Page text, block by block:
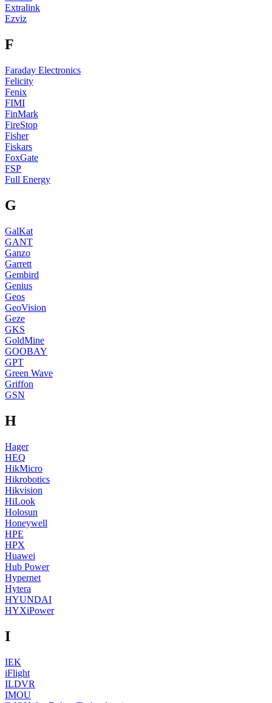
Extralink
Ezviz
F
Faraday Electronics
Felicity
Fenix
FIMI
FinMark
FireStop
Fisher
Fiskars
FoxGate
FSP
Full Energy
G
GalKat
GANT
Ganzo
Garrett
Gembird
Genius
Geos
GeoVision
Geze
GKS
GoldMine
GOOBAY
GPT
Green Wave
Griffon
GSN
H
Hager
HEQ
HikMicro
Hikrobotics
Hikvision
HiLook
Holosun
Honeywell
HPE
HPX
Huawei
Hub Power
Hypernet
Hytera
HYUNDAI
HYXiPower
I
IEK
iFlight
ILDVR
IMOU